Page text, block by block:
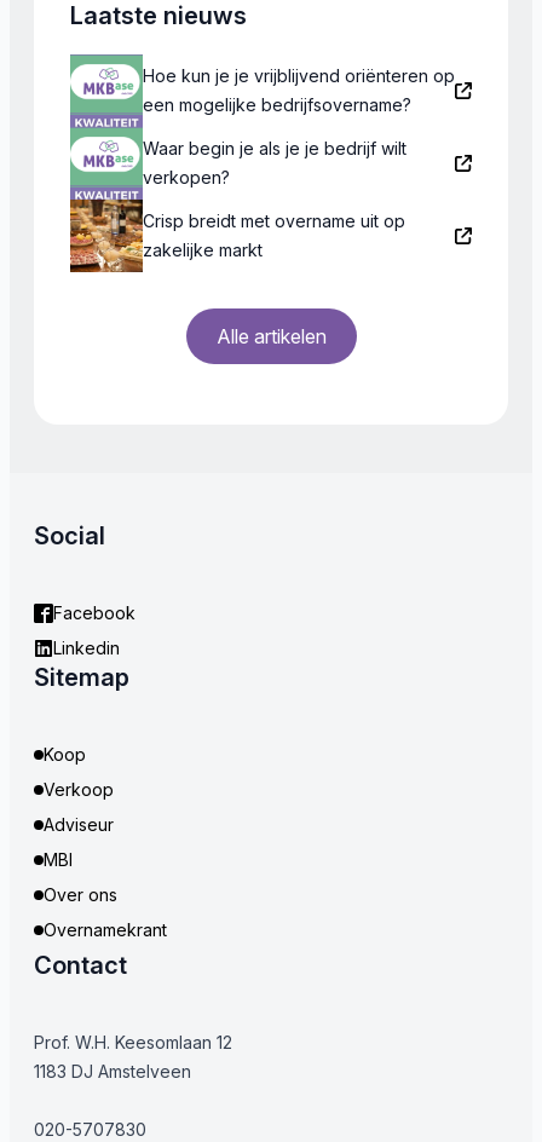
Laatste nieuws
Hoe kun je je vrijblijvend oriënteren op
een mogelijke bedrijfsovername?
Waar begin je als je je bedrijf wilt
verkopen?
Crisp breidt met overname uit op
zakelijke markt
Alle artikelen
Social
Facebook
Linkedin
Sitemap
Koop
Verkoop
Adviseur
MBI
Over ons
Overnamekrant
Contact
Prof. W.H. Keesomlaan 12
1183 DJ Amstelveen
020-5707830